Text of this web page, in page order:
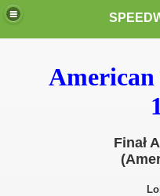
Finał
these speedway